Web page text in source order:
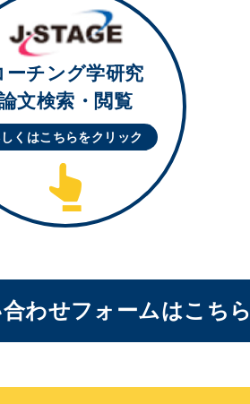
ーチング学研究
文検索・閲覧
くはこちらをクリック
わせフォームはこちら